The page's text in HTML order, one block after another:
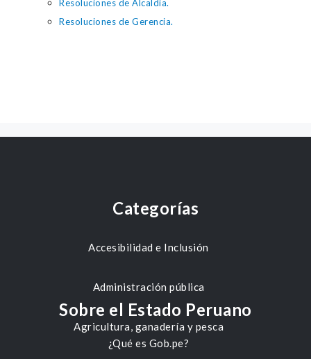
Resoluciones de Alcaldía.
Resoluciones de Gerencia.
Categorías
Accesibilidad e Inclusión
Administración pública
Agricultura, ganadería y pesca
Sobre el Estado Peruano
¿Qué es Gob.pe?